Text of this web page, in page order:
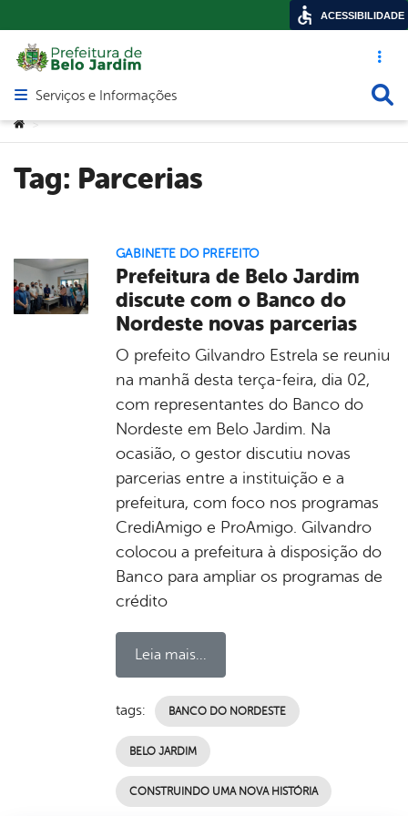
Acesso
Abrir menu principal de navegação
Serviços e Informações
Você está aqui:
>
Tag: Parcerias
GABINETE DO PREFEITO
Prefeitura de Belo Jardim
discute com o Banco do
Nordeste novas parcerias
O prefeito Gilvandro Estrela se reuniu
na manhã desta terça-feira, dia 02,
com representantes do Banco do
Nordeste em Belo Jardim. Na
ocasião, o gestor discutiu novas
parcerias entre a instituição e a
prefeitura, com foco nos programas
CrediAmigo e ProAmigo. Gilvandro
colocou a prefeitura à disposição do
Banco para ampliar os programas de
crédito
Leia mais...
tags: BANCO DO NORDESTE
BELO JARDIM
CONSTRUINDO UMA NOVA HISTÓRIA
ACESSIBILIDADE